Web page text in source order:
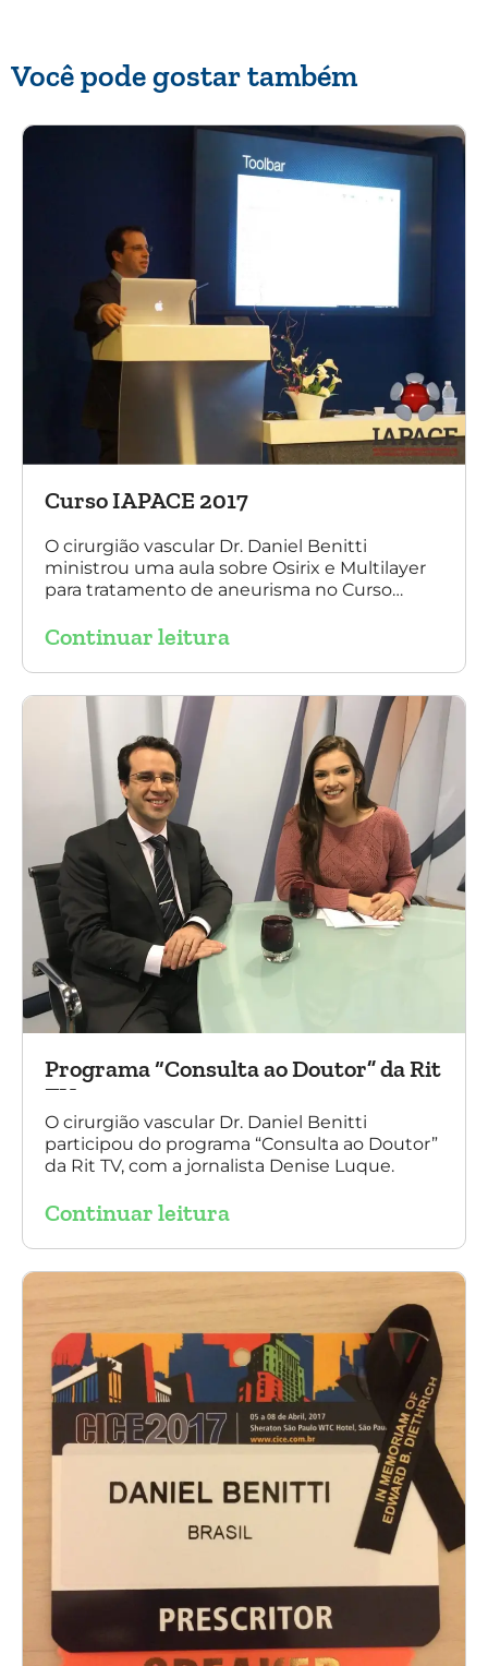
Você pode gostar também
Curso IAPACE 2017
O cirurgião vascular Dr. Daniel Benitti
ministrou uma aula sobre Osirix e Multilayer
para tratamento de aneurisma no Curso
2017). Agradecemos a todos os participantes
Sergio Belczak pelo convite!
Continuar leitura
Programa “Consulta ao Doutor” da Rit
TV
O cirurgião vascular Dr. Daniel Benitti
participou do programa “Consulta ao Doutor”
da Rit TV, com a jornalista Denise Luque.
Continuar leitura